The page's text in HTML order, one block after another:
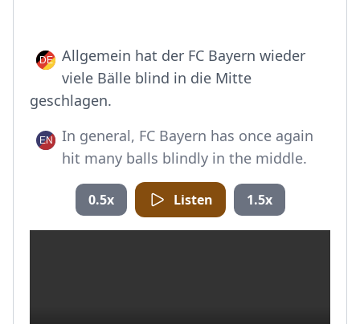
Allgemein hat der FC Bayern wieder
viele Bälle blind in die Mitte
geschlagen.
In general, FC Bayern has once again
hit many balls blindly in the middle.
0.5x Listen 1.5x